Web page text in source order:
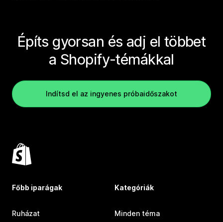
Építs gyorsan és adj el többet
a Shopify-témákkal
Indítsd el az ingyenes próbaidőszakot
Főbb iparágak
Ruházat
Kategóriák
Minden téma